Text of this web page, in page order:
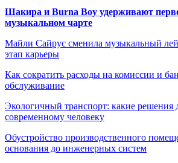
Шакира и Burna Boy удерживают
музыкальном чарте
Майли Сайрус сменила музыкальный
этап карьеры
Как сократить расходы на комиссии и
обслуживание
Экологичный транспорт: какие решения
современному человеку
Обустройство производственного
основания до инженерных систем